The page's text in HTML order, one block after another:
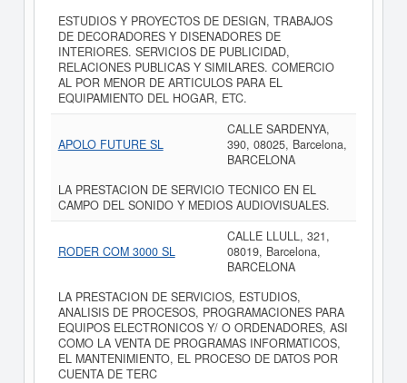
ESTUDIOS Y PROYECTOS DE DESIGN, TRABAJOS
DE DECORADORES Y DISENADORES DE
INTERIORES. SERVICIOS DE PUBLICIDAD,
RELACIONES PUBLICAS Y SIMILARES. COMERCIO
AL POR MENOR DE ARTICULOS PARA EL
EQUIPAMIENTO DEL HOGAR, ETC.
APOLO FUTURE SL
CALLE SARDENYA,
390, 08025, Barcelona,
BARCELONA
LA PRESTACION DE SERVICIO TECNICO EN EL
CAMPO DEL SONIDO Y MEDIOS AUDIOVISUALES.
RODER COM 3000 SL
CALLE LLULL, 321,
08019, Barcelona,
BARCELONA
LA PRESTACION DE SERVICIOS, ESTUDIOS,
ANALISIS DE PROCESOS, PROGRAMACIONES PARA
EQUIPOS ELECTRONICOS Y/ O ORDENADORES, ASI
COMO LA VENTA DE PROGRAMAS INFORMATICOS,
EL MANTENIMIENTO, EL PROCESO DE DATOS POR
CUENTA DE TERC